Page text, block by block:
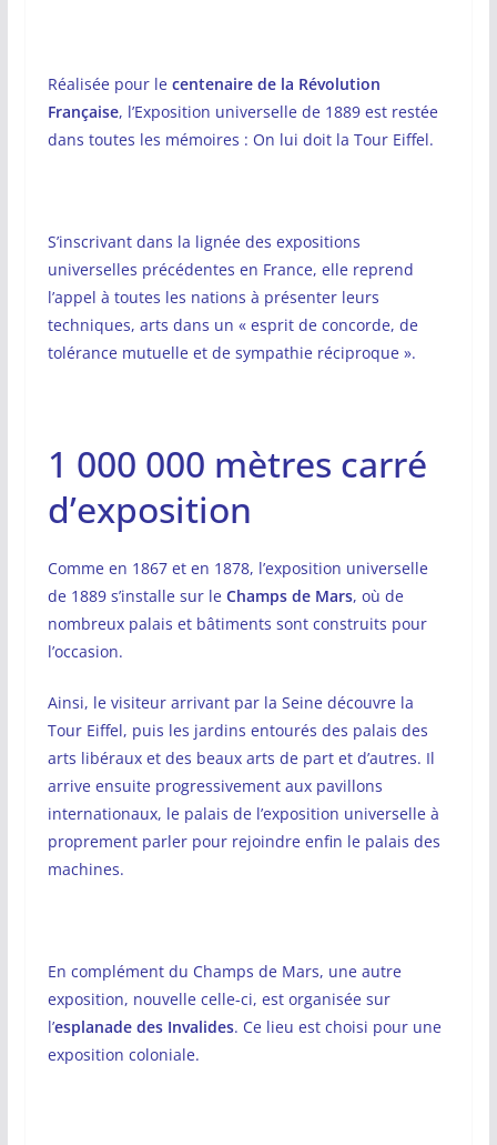
Réalisée pour le centenaire de la Révolution
Française, l’Exposition universelle de 1889 est restée
dans toutes les mémoires : On lui doit la Tour Eiffel.
S’inscrivant dans la lignée des expositions
universelles précédentes en France, elle reprend
l’appel à toutes les nations à présenter leurs
techniques, arts dans un « esprit de concorde, de
tolérance mutuelle et de sympathie réciproque ».
1 000 000 mètres carré
d’exposition
Comme en 1867 et en 1878, l’exposition universelle
de 1889 s’installe sur le Champs de Mars, où de
nombreux palais et bâtiments sont construits pour
l’occasion.
Ainsi, le visiteur arrivant par la Seine découvre la
Tour Eiffel, puis les jardins entourés des palais des
arts libéraux et des beaux arts de part et d’autres. Il
arrive ensuite progressivement aux pavillons
internationaux, le palais de l’exposition universelle à
proprement parler pour rejoindre enfin le palais des
machines.
En complément du Champs de Mars, une autre
exposition, nouvelle celle-ci, est organisée sur
l’esplanade des Invalides. Ce lieu est choisi pour une
exposition coloniale.